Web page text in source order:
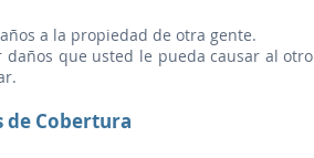
a la propiedad de otra gente.
daños que usted le pueda causar al
de Cobertura